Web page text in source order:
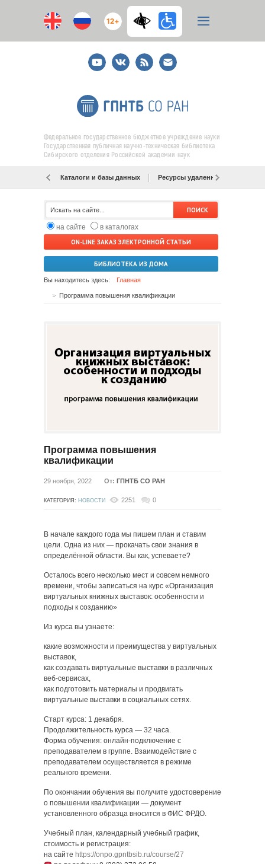
12+
YoutubeВКонтакте
RSS
E-
mail
подписка
Федеральное государственное бюджетное учреждение науки
Государственная публичная научно-техническая библиотека
Сибирского отделения Российской академии наук
Каталоги и базы данных Ресурсы удаленного доступа
на сайте
в каталогах
ON-LINE ЗАКАЗ ЭЛЕКТРОННОЙ СТАТЬИ
БИБЛИОТЕКА ИЗ ДОМА
Вы находитесь здесь: Главная
Программа повышения квалификации
Программа повышения
квалификации
29 ноября, 2022 От: ГПНТБ СО РАН
КАТЕГОРИЯ: НОВОСТИ 2251 0
В начале каждого года мы пишем план и ставим
цели. Одна из них — прокачать свои знания в
определённой области. Вы как, успеваете?
Осталось всего несколько мест и совсем немного
времени, чтобы записаться на курс «Организация
виртуальных книжных выставок: особенности и
подходы к созданию»
Из курса вы узнаете:
какие возможности и преимущества у виртуальных
выставок,
как создавать виртуальные выставки в различных
веб-сервисах,
как подготовить материалы и продвигать
виртуальные выставки в социальных сетях.
Старт курса: 1 декабря.
Продолжительность курса — 32 часа.
Форма обучения: онлайн-подключение с
преподавателем в группе. Взаимодействие с
преподавателем осуществляется в режиме
реального времени.
По окончании обучения вы получите удостоверение
о повышении квалификации — документ
установленного образца вносится в ФИС ФРДО.
Учебный план, календарный учебный график,
стоимость и регистрация:
на сайте https://onpo.gpntbsib.ru/course/27